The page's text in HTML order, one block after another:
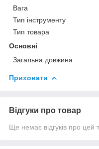
Вага
Тип інструменту
Тип товара
Основні
Загальна довжина
Приховати
Відгуки про товар
Ще немає відгуків про цей